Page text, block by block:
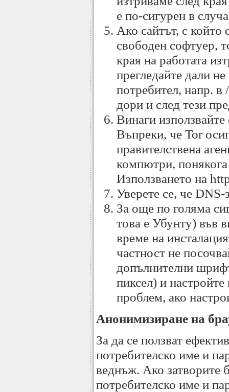
е по-сигурен в
Ако сайтът, с който
свободен софтуер,
края на работата
прегледайте дали
потребител, напр.
дори и след тези
Винаги
Въпреки, че Tor
правителствена
компютри,
Използването на
Уверете се, че DNS-
За още по голяма
това е Убунту) във
време на
частност не
допълнителни
пиксел) и
проблем, ако
Анонимизиране на
За да се ползват
потребителско име и
веднъж. Ако затворите
потребителско име и